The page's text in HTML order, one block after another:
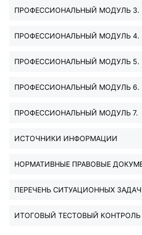
ПРОФЕССИОНАЛЬНЫЙ МОДУЛЬ 3.
ПРОФЕССИОНАЛЬНЫЙ МОДУЛЬ 4.
ПРОФЕССИОНАЛЬНЫЙ МОДУЛЬ 5.
ПРОФЕССИОНАЛЬНЫЙ МОДУЛЬ 6.
ПРОФЕССИОНАЛЬНЫЙ МОДУЛЬ 7.
ИСТОЧНИКИ ИНФОРМАЦИИ
НОРМАТИВНЫЕ ПРАВОВЫЕ
ПЕРЕЧЕНЬ СИТУАЦИОННЫХ ЗАДАЧ
ИТОГОВЫЙ ТЕСТОВЫЙ КОНТРОЛЬ